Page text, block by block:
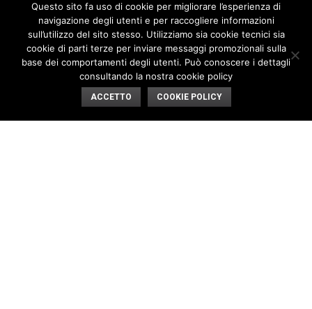
BOCCA art.
ZC000711
BOCCA art.
ZC000712
Questo sito fa uso di cookie per migliorare l’esperienza di
navigazione degli utenti e per raccogliere informazioni
sull’utilizzo del sito stesso. Utilizziamo sia cookie tecnici sia
cookie di parti terze per inviare messaggi promozionali sulla
base dei comportamenti degli utenti. Può conoscere i dettagli
consultando la nostra cookie policy
ACCETTO COOKIE POLICY